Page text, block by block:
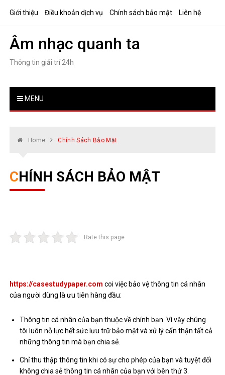
Giới thiệu Điều khoản dịch vụ Chính sách bảo mật Liên hệ
Âm nhạc quanh ta
Thông tin giải trí 24h
MENU
Home Chính Sách Bảo Mật
CHÍNH SÁCH BẢO MẬT
Rate this page
https://casestudypaper.com coi việc bảo vệ thông tin cá nhân
của người dùng là ưu tiên hàng đầu:
Thông tin cá nhân của bạn thuộc về chính bạn. Vì vậy chúng
tôi luôn nỗ lực hết sức lưu trữ bảo mật và xử lý cẩn thận tất cả
những thông tin mà bạn chia sẻ.
Chỉ thu thập thông tin khi có sự cho phép của bạn và tuyệt đối
không chia sẻ thông tin cá nhân của bạn với bên thứ 3.